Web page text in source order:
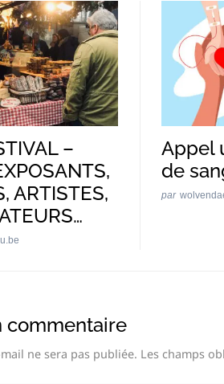
–
ARTISTES,
Appel
de
par
commentaire
ne sera pas publiée. Les champs